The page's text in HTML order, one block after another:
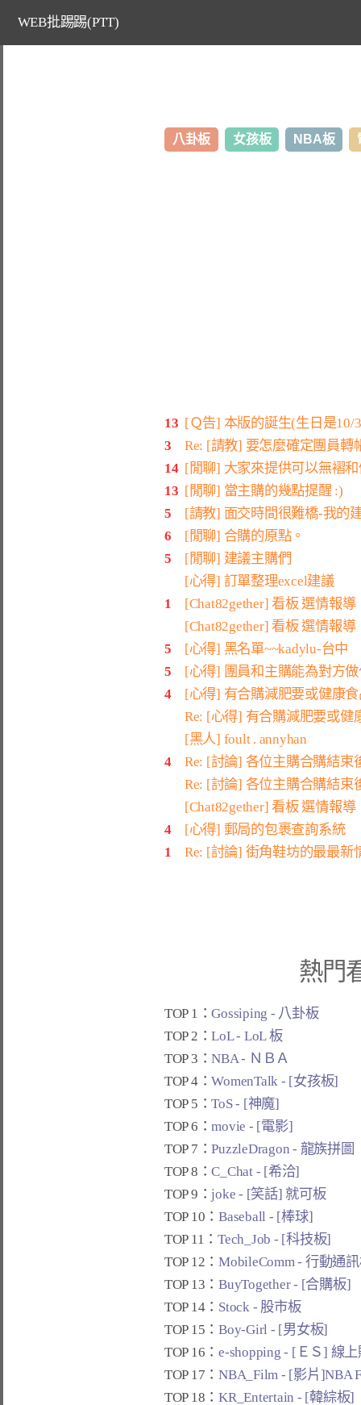
WEB批踢踢(PTT)
八卦板 女孩板 NBA板
13 [Ｑ告] 本版的誕生(生日是10/
3
Re: [請教] 要怎麼確定團員轉
14 [閒聊] 大家來提供可以無褶
13 [閒聊] 當主購的幾點提醒 :)
5
[請教] 面交時間很難橋-我的
6
[閒聊] 合購的原點。
5
[閒聊] 建議主購們
[心得] 訂單整理excel建議
1
[Chat82gether] 看板 選情報導
[Chat82gether] 看板 選情報導
5
[心得] 黑名單~~kadylu-台中
5
[心得] 團員和主購能為對方做
4
[心得] 有合購減肥要或健康
Re: [心得] 有合購減肥要或健
[黑人] foult . annyhan
4
Re: [討論] 各位主購合購結束
Re: [討論] 各位主購合購結束
[Chat82gether] 看板 選情報導
4
[心得] 郵局的包裹查詢系統
1
Re: [討論] 街角鞋坊的最最新
熱門
TOP 1：Gossiping - 八卦板
TOP 2：LoL - LoL 板
TOP 3：NBA - ＮＢＡ
TOP 4：WomenTalk - [女孩板]
TOP 5：ToS - [神魔]
TOP 6：movie - [電影]
TOP 7：PuzzleDragon - 龍族拼圖
TOP 8：C_Chat - [希洽]
TOP 9：joke - [笑話] 就可板
TOP 10：Baseball - [棒球]
TOP 11：Tech_Job - [科技板]
TOP 12：MobileComm - 行動通
TOP 13：BuyTogether - [合購板]
TOP 14： Stock - 股市板
TOP 15：Boy-Girl - [男女板]
TOP 16：e-shopping - [ＥＳ] 線
TOP 17：NBA_Film - [影片]NBA
TOP 18：KR_Entertain - [韓綜板]